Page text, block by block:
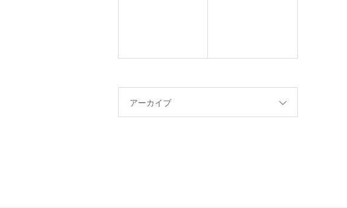
アーカイブ